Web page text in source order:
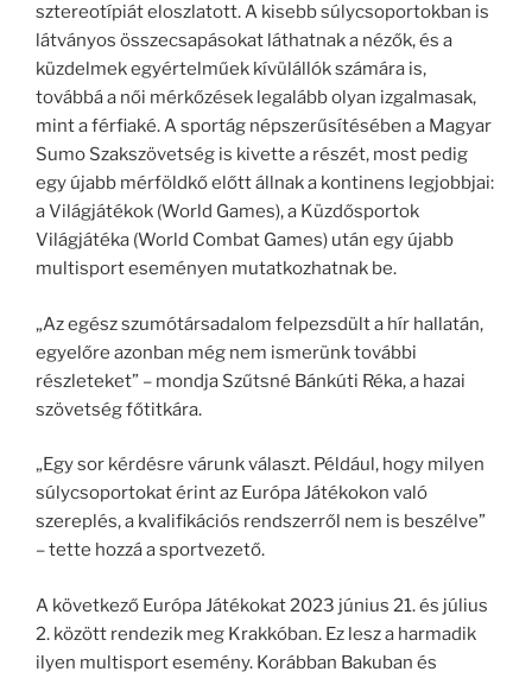
sztereotípiát eloszlatott. A kisebb súlycsoportokban is
látványos összecsapásokat láthatnak a nézők, és a
küzdelmek egyértelműek kívülállók számára is,
továbbá a női mérkőzések legalább olyan izgalmasak,
mint a férfiaké. A sportág népszerűsítésében a Magyar
Sumo Szakszövetség is kivette a részét, most pedig
egy újabb mérföldkő előtt állnak a kontinens legjobbjai:
a Világjátékok (World Games), a Küzdősportok
Világjátéka (World Combat Games) után egy újabb
multisport eseményen mutatkozhatnak be.
„Az egész szumótársadalom felpezsdült a hír hallatán,
egyelőre azonban még nem ismerünk további
részleteket” – mondja Szűtsné Bánkúti Réka, a hazai
szövetség főtitkára.
„Egy sor kérdésre várunk választ. Például, hogy milyen
súlycsoportokat érint az Európa Játékokon való
szereplés, a kvalifikációs rendszerről nem is beszélve”
– tette hozzá a sportvezető.
A következő Európa Játékokat 2023 június 21. és július
2. között rendezik meg Krakkóban. Ez lesz a harmadik
ilyen multisport esemény. Korábban Bakuban és